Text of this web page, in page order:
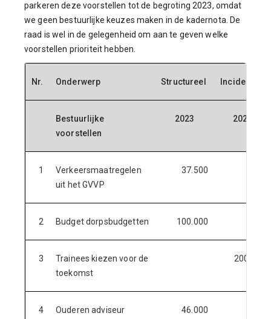
parkeren deze voorstellen tot de begroting 2023, omdat
we geen bestuurlijke keuzes maken in de kadernota. De
raad is wel in de gelegenheid om aan te geven welke
voorstellen prioriteit hebben.
Nr. Onderwerp Structureel Incidenteel
Bestuurlijke
voorstellen
2023 2023
1
Verkeersmaatregelen
uit het GVVP
37.500
2 Budget dorpsbudgetten 100.000
3
Trainees kiezen voor de
toekomst
200.000
4 Ouderen adviseur 46.000